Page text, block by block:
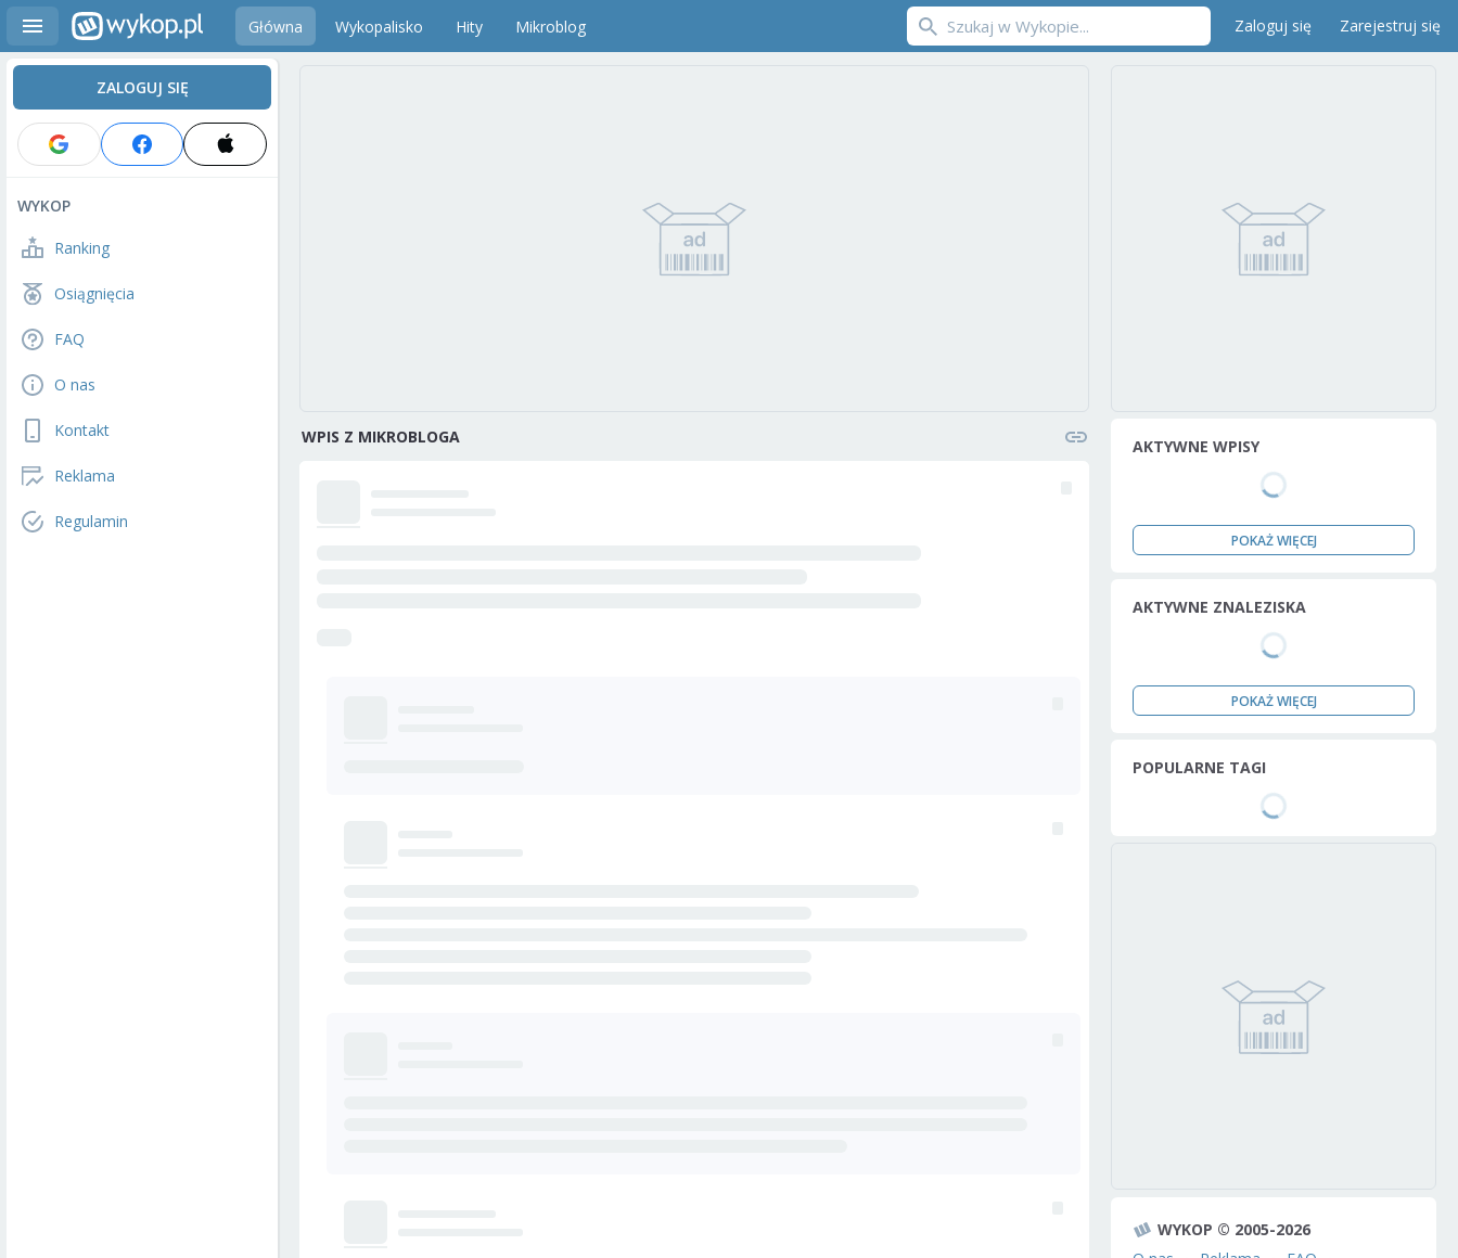
Główna Wykopalisko Hity Mikroblog Zaloguj się Zarejestruj się
ZALOGUJ SIĘ
WYKOP
Ranking
Osiągnięcia
FAQ
O nas
Kontakt
Reklama
Regulamin
WPIS Z MIKROBLOGA AKTYWNE WPISY
POKAŻ WIĘCEJ
AKTYWNE ZNALEZISKA
POKAŻ WIĘCEJ
POPULARNE TAGI
WYKOP © 2005-2026